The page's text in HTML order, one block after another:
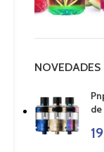
NOVEDADES